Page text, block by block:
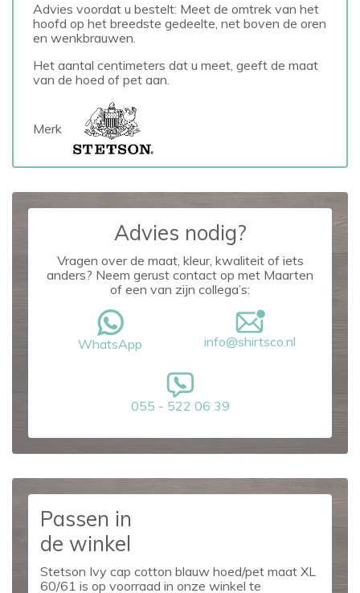
Advies voordat u bestelt: Meet de omtrek van het
hoofd op het breedste gedeelte, net boven de oren
en wenkbrauwen.
Het aantal centimeters dat u meet, geeft de maat
van de hoed of pet aan.
Merk
Advies nodig?
Vragen over de maat, kleur, kwaliteit of iets
anders? Neem gerust contact op met Maarten
of een van zijn collega’s:
WhatsApp info@shirtsco.nl
055 - 522 06 39
Passen in
de winkel
Stetson Ivy cap cotton blauw hoed/pet maat XL
60/61 is op voorraad in onze winkel te